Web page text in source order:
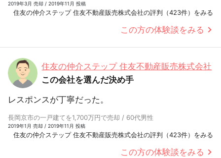
2019年3月 売却 / 2019年11月 投稿
住友の仲介ステップ 住友不動産販売株式会社の評判（423件）をみる
この方の体験談をみる
住友の仲介ステップ 住友不動産販売株式会社
この会社を選んだ決め手
レスポンスが丁寧だった。
長岡京市の一戸建てを1,700万円で売却 / 60代男性
2019年1月 売却 / 2019年11月 投稿
住友の仲介ステップ 住友不動産販売株式会社の評判（423件）をみる
この方の体験談をみる